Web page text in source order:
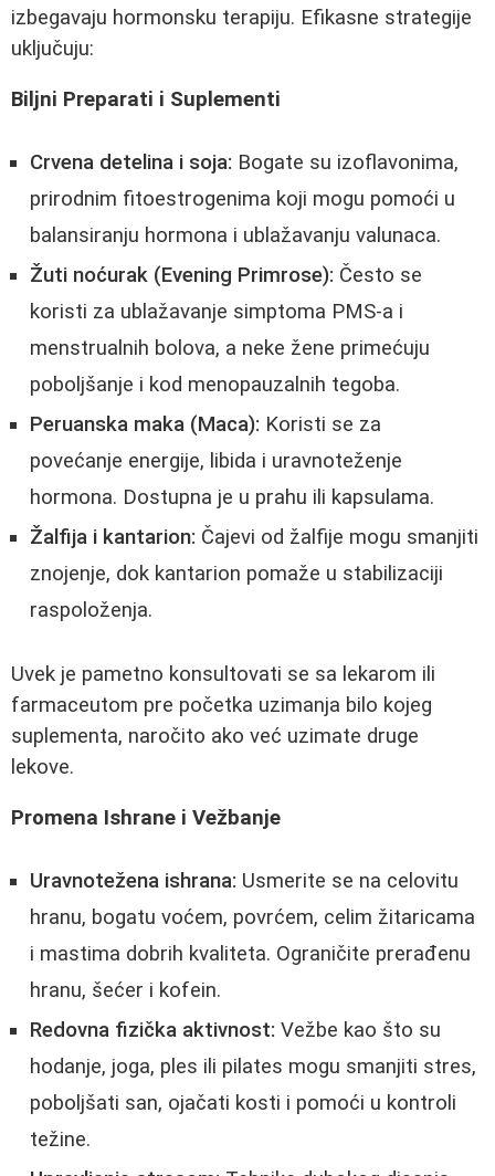
izbegavaju hormonsku terapiju. Efikasne strategije
uključuju:
Biljni Preparati i Suplementi
Crvena detelina i soja: Bogate su izoflavonima,
prirodnim fitoestrogenima koji mogu pomoći u
balansiranju hormona i ublažavanju valunaca.
Žuti noćurak (Evening Primrose): Često se
koristi za ublažavanje simptoma PMS-a i
menstrualnih bolova, a neke žene primećuju
poboljšanje i kod menopauzalnih tegoba.
Peruanska maka (Maca): Koristi se za
povećanje energije, libida i uravnoteženje
hormona. Dostupna je u prahu ili kapsulama.
Žalfija i kantarion: Čajevi od žalfije mogu smanjiti
znojenje, dok kantarion pomaže u stabilizaciji
raspoloženja.
Uvek je pametno konsultovati se sa lekarom ili
farmaceutom pre početka uzimanja bilo kojeg
suplementa, naročito ako već uzimate druge
lekove.
Promena Ishrane i Vežbanje
Uravnotežena ishrana: Usmerite se na celovitu
hranu, bogatu voćem, povrćem, celim žitaricama
i mastima dobrih kvaliteta. Ograničite prerađenu
hranu, šećer i kofein.
Redovna fizička aktivnost: Vežbe kao što su
hodanje, joga, ples ili pilates mogu smanjiti stres,
poboljšati san, ojačati kosti i pomoći u kontroli
težine.